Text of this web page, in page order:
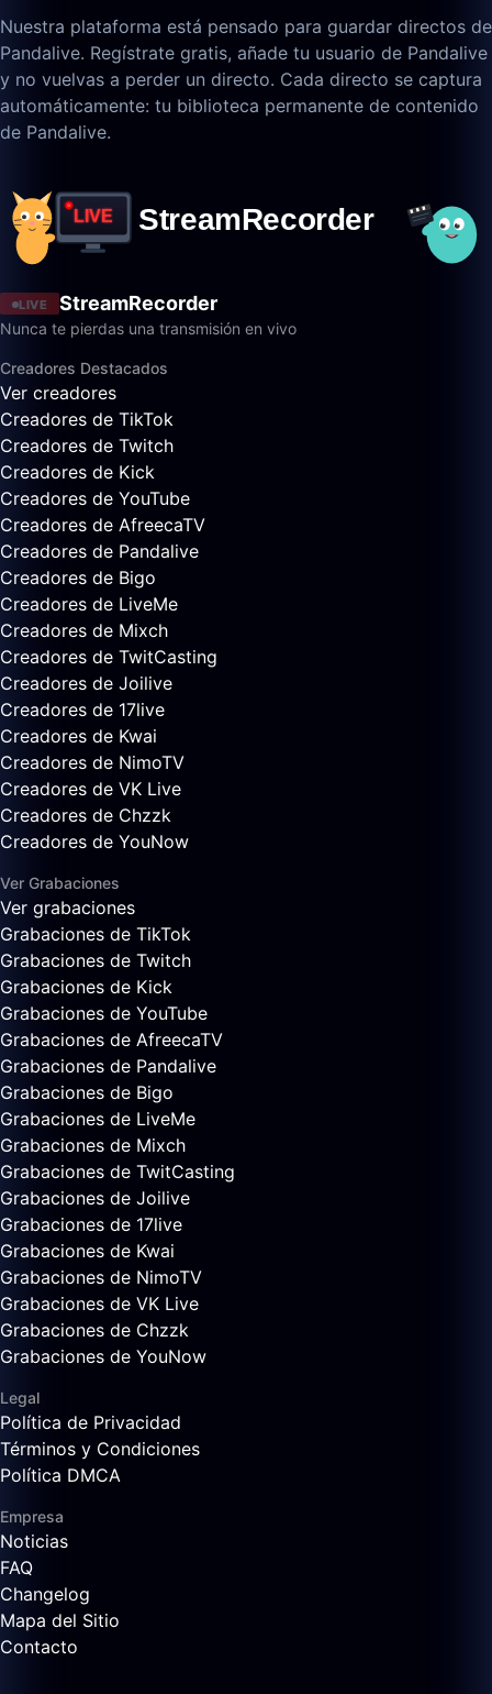
Nuestra plataforma está pensado para guardar directos de
Pandalive. Regístrate gratis, añade tu usuario de Pandalive
y no vuelvas a perder un directo. Cada directo se captura
automáticamente: tu biblioteca permanente de contenido
de Pandalive.
LIVE StreamRecorder
Nunca te pierdas una transmisión en vivo
Creadores Destacados
Ver creadores
Creadores de TikTok
Creadores de Twitch
Creadores de Kick
Creadores de YouTube
Creadores de AfreecaTV
Creadores de Pandalive
Creadores de Bigo
Creadores de LiveMe
Creadores de Mixch
Creadores de TwitCasting
Creadores de Joilive
Creadores de 17live
Creadores de Kwai
Creadores de NimoTV
Creadores de VK Live
Creadores de Chzzk
Creadores de YouNow
Ver Grabaciones
Ver grabaciones
Grabaciones de TikTok
Grabaciones de Twitch
Grabaciones de Kick
Grabaciones de YouTube
Grabaciones de AfreecaTV
Grabaciones de Pandalive
Grabaciones de Bigo
Grabaciones de LiveMe
Grabaciones de Mixch
Grabaciones de TwitCasting
Grabaciones de Joilive
Grabaciones de 17live
Grabaciones de Kwai
Grabaciones de NimoTV
Grabaciones de VK Live
Grabaciones de Chzzk
Grabaciones de YouNow
Legal
Política de Privacidad
Términos y Condiciones
Política DMCA
Empresa
Noticias
FAQ
Changelog
Mapa del Sitio
Contacto